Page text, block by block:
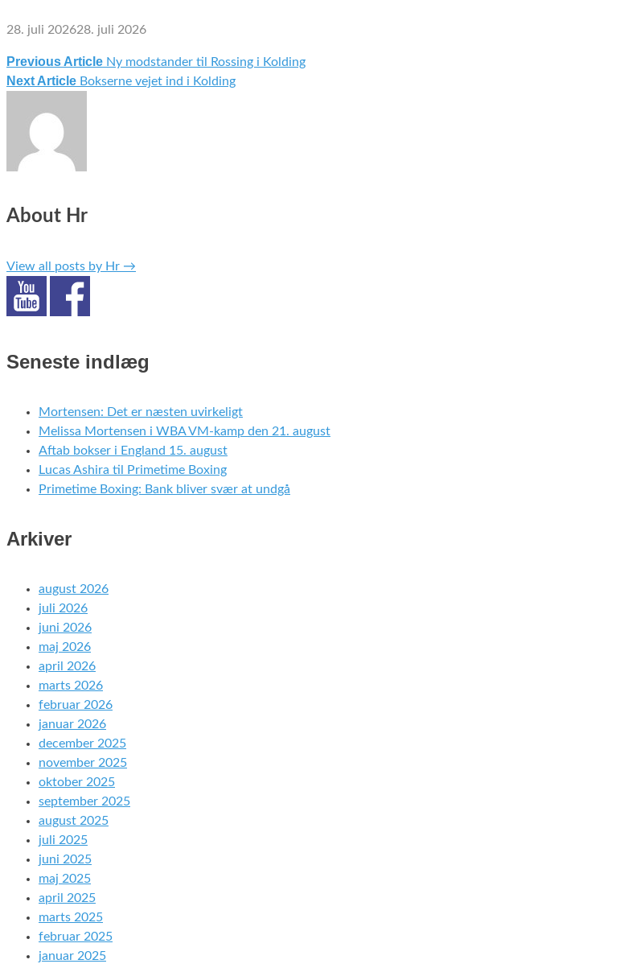
28. juli 202628. juli 2026
Indlægsnavigation
Previous Article Ny modstander til Rossing i Kolding
Next Article Bokserne vejet ind i Kolding
About Hr
View all posts by Hr →
Seneste indlæg
Mortensen: Det er næsten uvirkeligt
Melissa Mortensen i WBA VM-kamp den 21. august
Aftab bokser i England 15. august
Lucas Ashira til Primetime Boxing
Primetime Boxing: Bank bliver svær at undgå
Arkiver
august 2026
juli 2026
juni 2026
maj 2026
april 2026
marts 2026
februar 2026
januar 2026
december 2025
november 2025
oktober 2025
september 2025
august 2025
juli 2025
juni 2025
maj 2025
april 2025
marts 2025
februar 2025
januar 2025